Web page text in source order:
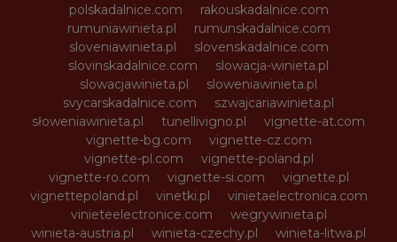
polskadalnice.com
rakouskadalnice.com
rumuniawinieta.pl
rumunskadalnice.com
sloveniawinieta.pl
slovenskadalnice.com
slovinskadalnice.com
slowacja-winieta.pl
slowacjawinieta.pl
sloweniawinieta.pl
svycarskadalnice.com
szwajcariawinieta.pl
słoweniawinieta.pl
tunellivigno.pl
vignette-at.com
vignette-bg.com
vignette-cz.com
vignette-pl.com
vignette-poland.pl
vignette-ro.com
vignette-si.com
vignette.pl
vignettepoland.pl
vinetki.pl
vinietaelectronica.com
vinieteelectronice.com
wegrywinieta.pl
winieta-austria.pl
winieta-czechy.pl
winieta-litwa.pl